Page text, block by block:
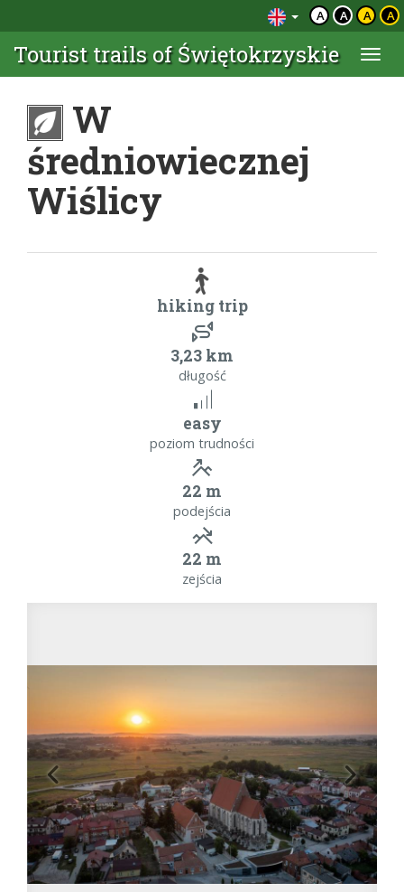
A A A A
Tourist trails of Świętokrzyskie
W
średniowiecznej
Wiślicy
hiking trip
3,23 km
długość
easy
poziom trudności
22 m
podejścia
22 m
zejścia